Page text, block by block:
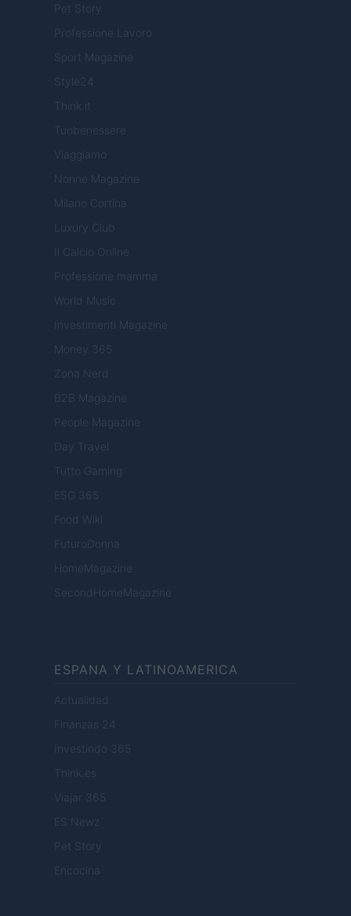
Pet Story
Professione Lavoro
Sport Magazine
Style24
Think.it
Tuobenessere
Viaggiamo
Nonne Magazine
Milano Cortina
Luxury Club
Il Calcio Online
Professione mamma
World Music
Investimenti Magazine
Money 365
Zona Nerd
B2B Magazine
People Magazine
Day Travel
Tutto Gaming
ESG 365
Food Wiki
FuturoDonna
HomeMagazine
SecondHomeMagazine
ESPANA Y LATINOAMERICA
Actualidad
Finanzas 24
Investindo 365
Think.es
Viajar 365
ES Newz
Pet Story
Encocina